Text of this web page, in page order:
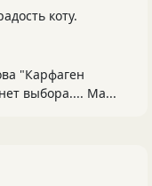
коту.
"Карфаген
выбора.... Ма...